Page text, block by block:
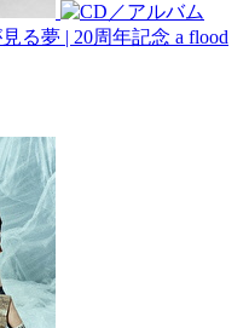
る夢 | 20周年記念 a flood